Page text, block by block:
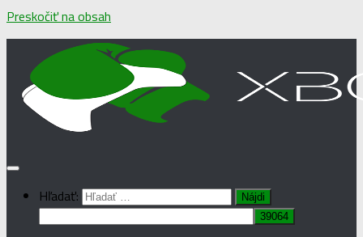
Preskočiť na obsah
Hľadať: